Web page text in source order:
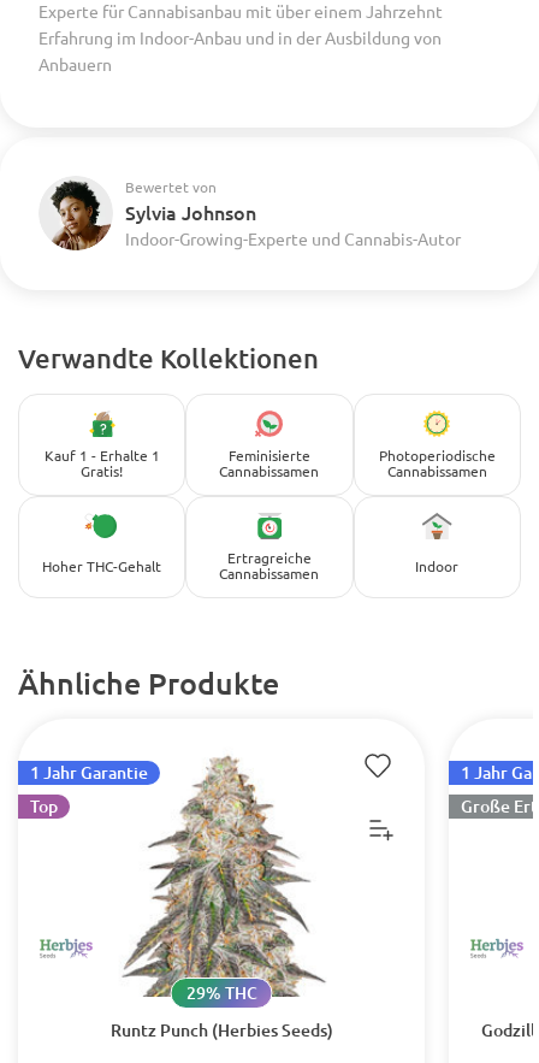
Experte für Cannabisanbau mit über einem Jahrzehnt
Erfahrung im Indoor-Anbau und in der Ausbildung von
Anbauern
Bewertet von
Sylvia Johnson
Indoor-Growing-Experte und Cannabis-Autor
Verwandte Kollektionen
Kauf 1 - Erhalte 1
Gratis!
Feminisierte
Cannabissamen
Photoperiodische
Cannabissamen
Hoher THC-Gehalt
Ertragreiche
Cannabissamen
Indoor
Ähnliche Produkte
Runtz Punch (Herbies Seeds)
29% THC
1 Jahr Garantie
Top
1 Jahr
Große